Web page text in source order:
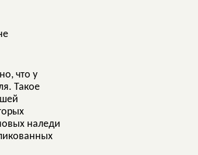
что у
Такое
наледи